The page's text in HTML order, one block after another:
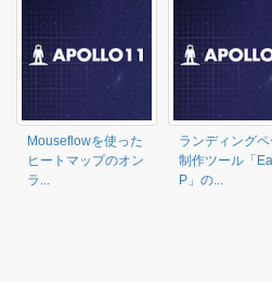
Mouseflowを使った
ヒートマップのオン
ラ...
ランディングペ
制作ツール「
P」の...